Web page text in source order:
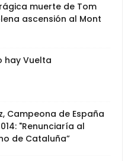
muerte de Tom
ascensión al Mont
hay Vuelta
Campeona de España
"Renunciaría al
de Cataluña”